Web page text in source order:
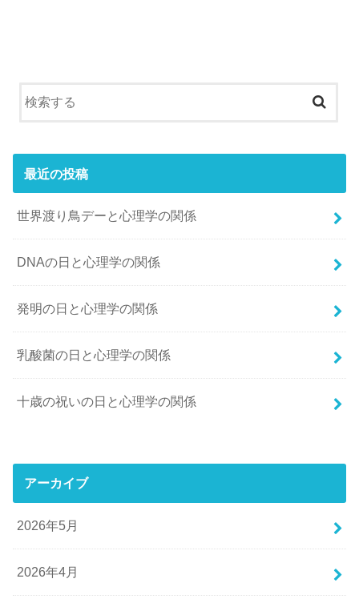
最近の投稿
世界渡り鳥デーと心理学の関係
DNAの日と心理学の関係
発明の日と心理学の関係
乳酸菌の日と心理学の関係
十歳の祝いの日と心理学の関係
アーカイブ
2026年5月
2026年4月